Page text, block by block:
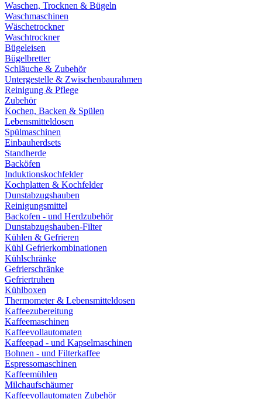
Waschen, Trocknen & Bügeln
Waschmaschinen
Wäschetrockner
Waschtrockner
Bügeleisen
Bügelbretter
Schläuche & Zubehör
Untergestelle & Zwischenbaurahmen
Reinigung & Pflege
Zubehör
Kochen, Backen & Spülen
Lebensmitteldosen
Spülmaschinen
Einbauherdsets
Standherde
Backöfen
Induktionskochfelder
Kochplatten & Kochfelder
Dunstabzugshauben
Reinigungsmittel
Backofen - und Herdzubehör
Dunstabzugshauben-Filter
Kühlen & Gefrieren
Kühl Gefrierkombinationen
Kühlschränke
Gefrierschränke
Gefriertruhen
Kühlboxen
Thermometer & Lebensmitteldosen
Kaffeezubereitung
Kaffeemaschinen
Kaffeevollautomaten
Kaffeepad - und Kapselmaschinen
Bohnen - und Filterkaffee
Espressomaschinen
Kaffeemühlen
Milchaufschäumer
Kaffeevollautomaten Zubehör